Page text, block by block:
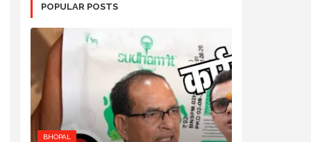
POPULAR POSTS
BHOPAL